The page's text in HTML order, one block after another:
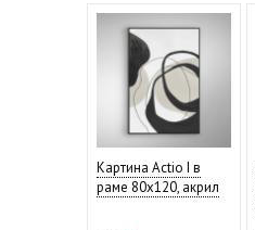
Картина Actio I в
раме 80x120, акрил